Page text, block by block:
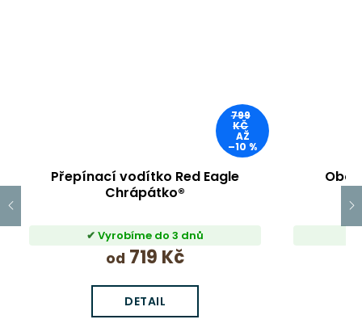
799
KČ
AŽ
–10 %
Přepínací vodítko Red Eagle
Chrápátko®
Vyrobíme do 3 dnů
od 719 Kč
DETAIL